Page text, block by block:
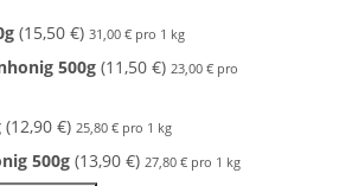
(15,50 €) 31,00 € pro 1 kg
500g (11,50 €) 23,00 € pro
(12,90 €) 25,80 € pro 1 kg
500g (13,90 €) 27,80 € pro 1 kg